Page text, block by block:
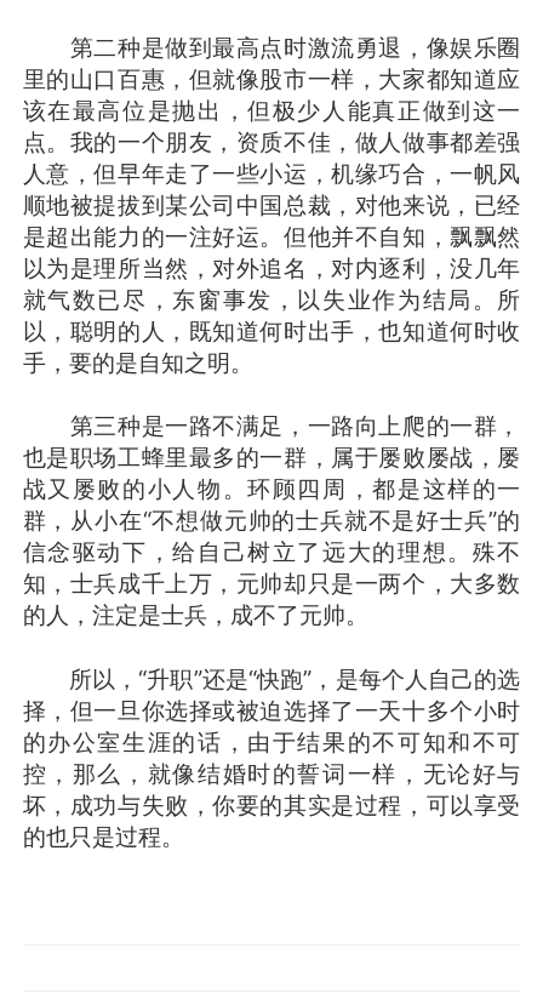
第二种是做到最高点时激流勇退，像娱乐圈
里的山口百惠，但就像股市一样，大家都知道应
该在最高位是抛出，但极少人能真正做到这一
点。我的一个朋友，资质不佳，做人做事都差强
人意，但早年走了一些小运，机缘巧合，一帆风
顺地被提拔到某公司中国总裁，对他来说，已经
是超出能力的一注好运。但他并不自知，飘飘然
以为是理所当然，对外追名，对内逐利，没几年
就气数已尽，东窗事发，以失业作为结局。所
以，聪明的人，既知道何时出手，也知道何时收
手，要的是自知之明。
第三种是一路不满足，一路向上爬的一群，
也是职场工蜂里最多的一群，属于屡败屡战，屡
战又屡败的小人物。环顾四周，都是这样的一
群，从小在“不想做元帅的士兵就不是好士兵”的
信念驱动下，给自己树立了远大的理想。殊不
知，士兵成千上万，元帅却只是一两个，大多数
的人，注定是士兵，成不了元帅。
所以，“升职”还是“快跑”，是每个人自己的选
择，但一旦你选择或被迫选择了一天十多个小时
的办公室生涯的话，由于结果的不可知和不可
控，那么，就像结婚时的誓词一样，无论好与
坏，成功与失败，你要的其实是过程，可以享受
的也只是过程。